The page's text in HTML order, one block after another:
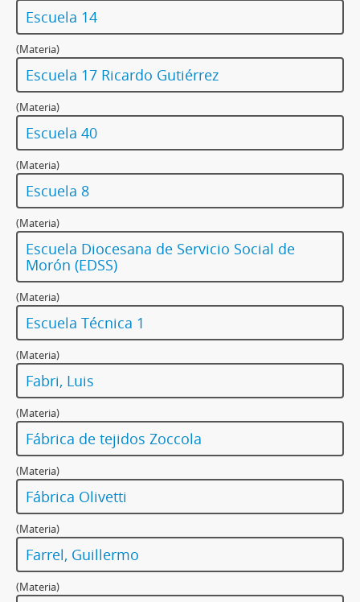
Escuela 14
(Materia)
Escuela 17 Ricardo Gutiérrez
(Materia)
Escuela 40
(Materia)
Escuela 8
(Materia)
Escuela Diocesana de Servicio Social de
Morón (EDSS)
(Materia)
Escuela Técnica 1
(Materia)
Fabri, Luis
(Materia)
Fábrica de tejidos Zoccola
(Materia)
Fábrica Olivetti
(Materia)
Farrel, Guillermo
(Materia)